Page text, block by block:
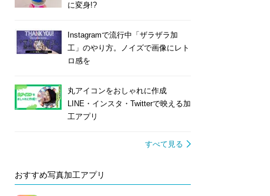
に変身!?
Instagramで流行中「ザラザラ加
工」のやり方。ノイズで画像にレト
ロ感を
丸アイコンをおしゃれに作成
LINE・インスタ・Twitterで映える加
工アプリ
すべて見る
おすすめ写真加工アプリ